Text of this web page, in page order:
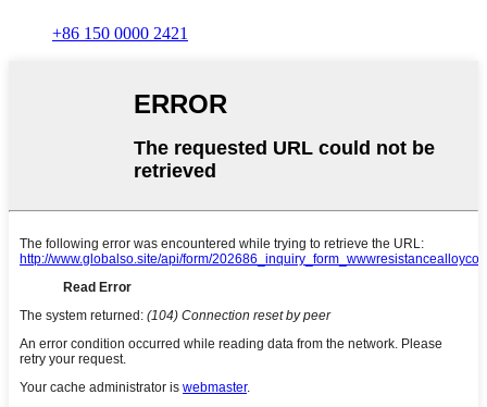
+86 150 0000 2421